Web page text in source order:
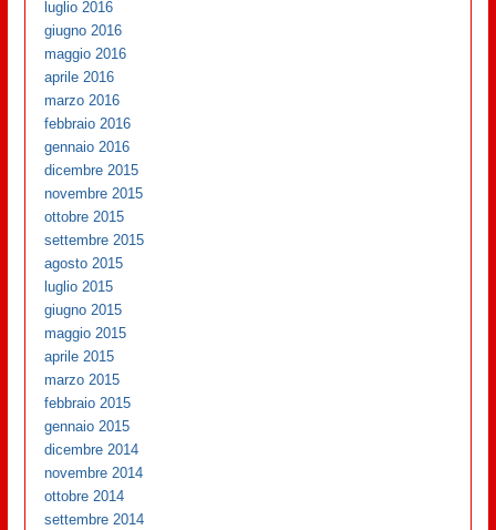
luglio 2016
giugno 2016
maggio 2016
aprile 2016
marzo 2016
febbraio 2016
gennaio 2016
dicembre 2015
novembre 2015
ottobre 2015
settembre 2015
agosto 2015
luglio 2015
giugno 2015
maggio 2015
aprile 2015
marzo 2015
febbraio 2015
gennaio 2015
dicembre 2014
novembre 2014
ottobre 2014
settembre 2014